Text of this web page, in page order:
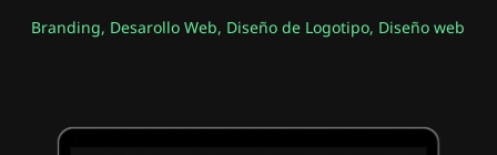
Branding, Desarollo Web, Diseño de Logotipo, Diseño web